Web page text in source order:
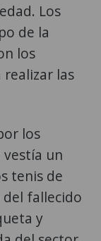
Los
de la
los
las
los
vestía un
tenis de
del fallecido
y